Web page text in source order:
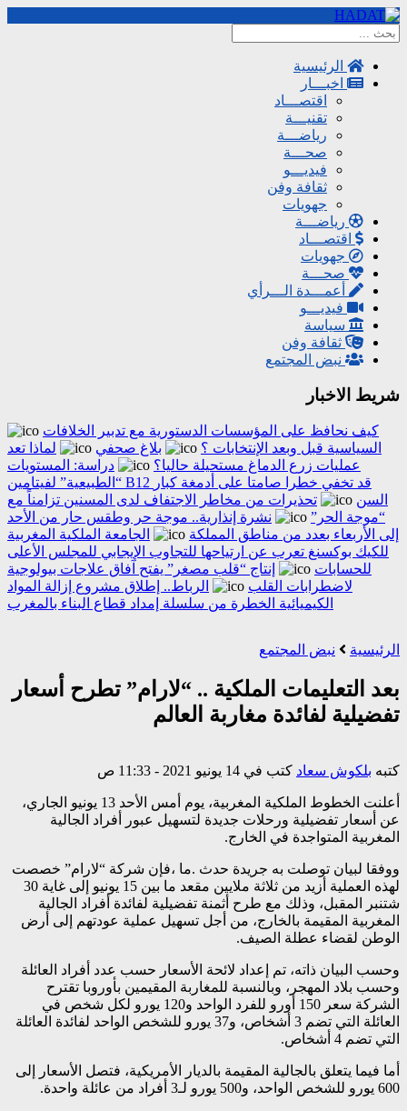
الرئيسية
اخبـــار
اقتصـــاد
تقنيـــة
رياضـــة
صحـــة
فيديـــو
ثقافة وفن
جهويات
رياضـــة
اقتصـــاد
جهويات
صحـــة
أعمـــدة الـــرأي
فيديـــو
سياسة
ثقافة وفن
نبض المجتمع
شريط الاخبار
كيف نحافظ على المؤسسات الدستورية مع تدبير الخلافات
السياسية قبل وبعد الإنتخابات ؟
بلاغ صحفي
لماذا تعد
عمليات زرع الدماغ مستحيلة حاليا؟
دراسة: المستويات
“الطبيعية” لفيتامين B12 قد تخفي خطرا صامتا على أدمغة كبار
السن
تحذيرات من مخاطر الاجتفاف لدى المسنين تزامناً مع
“موجة الحر”
نشرة إنذارية.. موجة حر وطقس حار من الأحد
إلى الأربعاء بعدد من مناطق المملكة
الجامعة الملكية المغربية
للكيك بوكسنغ تعرب عن ارتياحها للتجاوب الإيجابي للمجلس الأعلى
للحسابات
إنتاج “قلب مصغر” يفتح آفاق علاجات بيولوجية
لاضطرابات القلب
الرباط.. إطلاق مشروع إزالة المواد
الكيميائية الخطرة من سلسلة إمداد قطاع البناء بالمغرب
الرئيسية نبض المجتمع
بعد التعليمات الملكية .. “لارام” تطرح أسعار
تفضيلية لفائدة مغاربة العالم
كتبه بلكوش سعاد كتب في 14 يونيو 2021 - 11:33 ص
أعلنت الخطوط الملكية المغربية، يوم أمس الأحد 13 يونيو الجاري،
عن أسعار تفضيلية ورحلات جديدة لتسهيل عبور أفراد الجالية
المغربية المتواجدة في الخارج.
ووفقا لبيان توصلت به جريدة حدث .ما ،فإن شركة “لارام” خصصت
لهذه العملية أزيد من ثلاثة ملايين مقعد ما بين 15 يونيو إلى غاية 30
شتنبر المقبل، وذلك مع طرح أثمنة تفضيلية لفائدة أفراد الجالية
المغربية المقيمة بالخارج، من أجل تسهيل عملية عودتهم إلى أرض
الوطن لقضاء عطلة الصيف.
وحسب البيان ذاته، تم إعداد لائحة الأسعار حسب عدد أفراد العائلة
وحسب بلاد المهجر، وبالنسبة للمغاربة المقيمين بأوروبا تقترح
الشركة سعر 150 أورو للفرد الواحد و120 يورو لكل شخص في
العائلة التي تضم 3 أشخاص، و37 يورو للشخص الواحد لفائدة العائلة
التي تضم 4 أشخاص.
أما فيما يتعلق بالجالية المقيمة بالديار الأمريكية، فتصل الأسعار إلى
600 يورو للشخص الواحد، و500 يورو لـ3 أفراد من عائلة واحدة.